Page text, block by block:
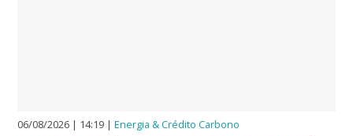
06/08/2026 | 14:19 |Energia & Crédito Carbono